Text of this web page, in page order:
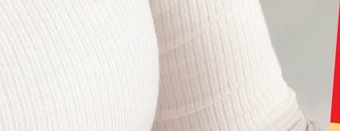
Gratis kort med hilsen
Lav noget særligt i blot få trin – med hendes navn, et